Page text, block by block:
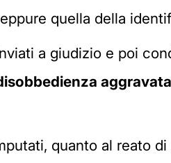
quella della
a giudizio e poi
aggravata
quanto al reato